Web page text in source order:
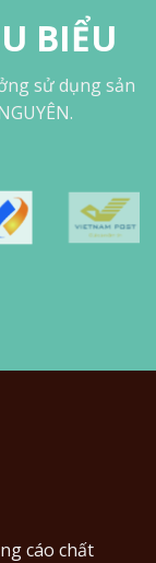
BIỂU
sử dụng sản
cáo chất